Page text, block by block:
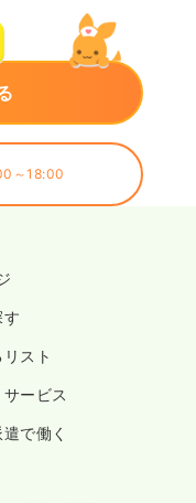
～18:00
す
スト
ービス
で働く